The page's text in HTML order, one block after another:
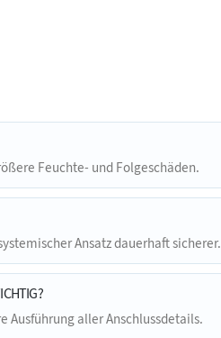
Feuchte- und Folgeschäden.
Ansatz dauerhaft sicherer.
Ausführung aller Anschlussdetails.